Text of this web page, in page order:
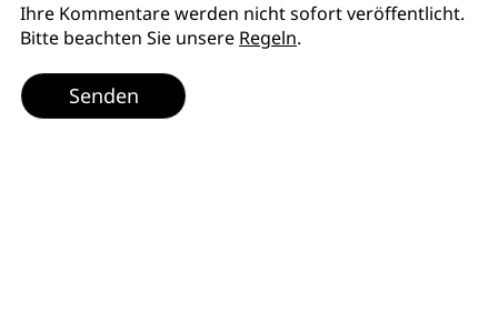
Ihre Kommentare werden nicht sofort veröffentlicht.
Bitte beachten Sie unsere Regeln.
Senden